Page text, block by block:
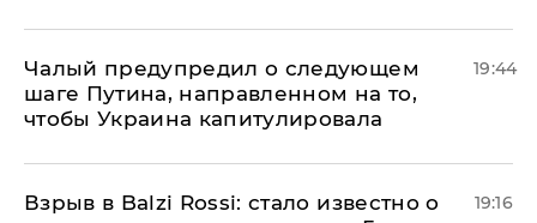
Чалый предупредил о следующем
шаге Путина, направленном на то,
чтобы Украина капитулировала
19:44
Взрыв в Balzi Rossi: стало известно о
19:16